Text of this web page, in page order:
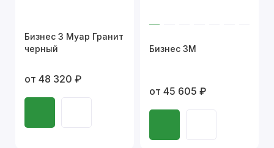
Бизнес 3 Муар Гранит
черный
от 48 320 ₽
Бизнес 3М
от 45 605 ₽